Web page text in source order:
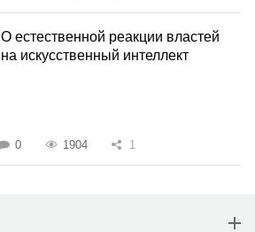
О естественной реакции властей
на искусственный интеллект
0 1904 1